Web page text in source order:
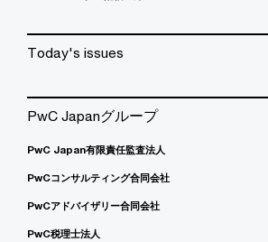
Today's issues
PwC Japanグループ
PwC Japan有限責任監査法人
PwCコンサルティング合同会社
PwCアドバイザリー合同会社
PwC税理士法人